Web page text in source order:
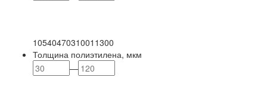
1054047031001 1300
Толщина полиэтилена, мкм
—